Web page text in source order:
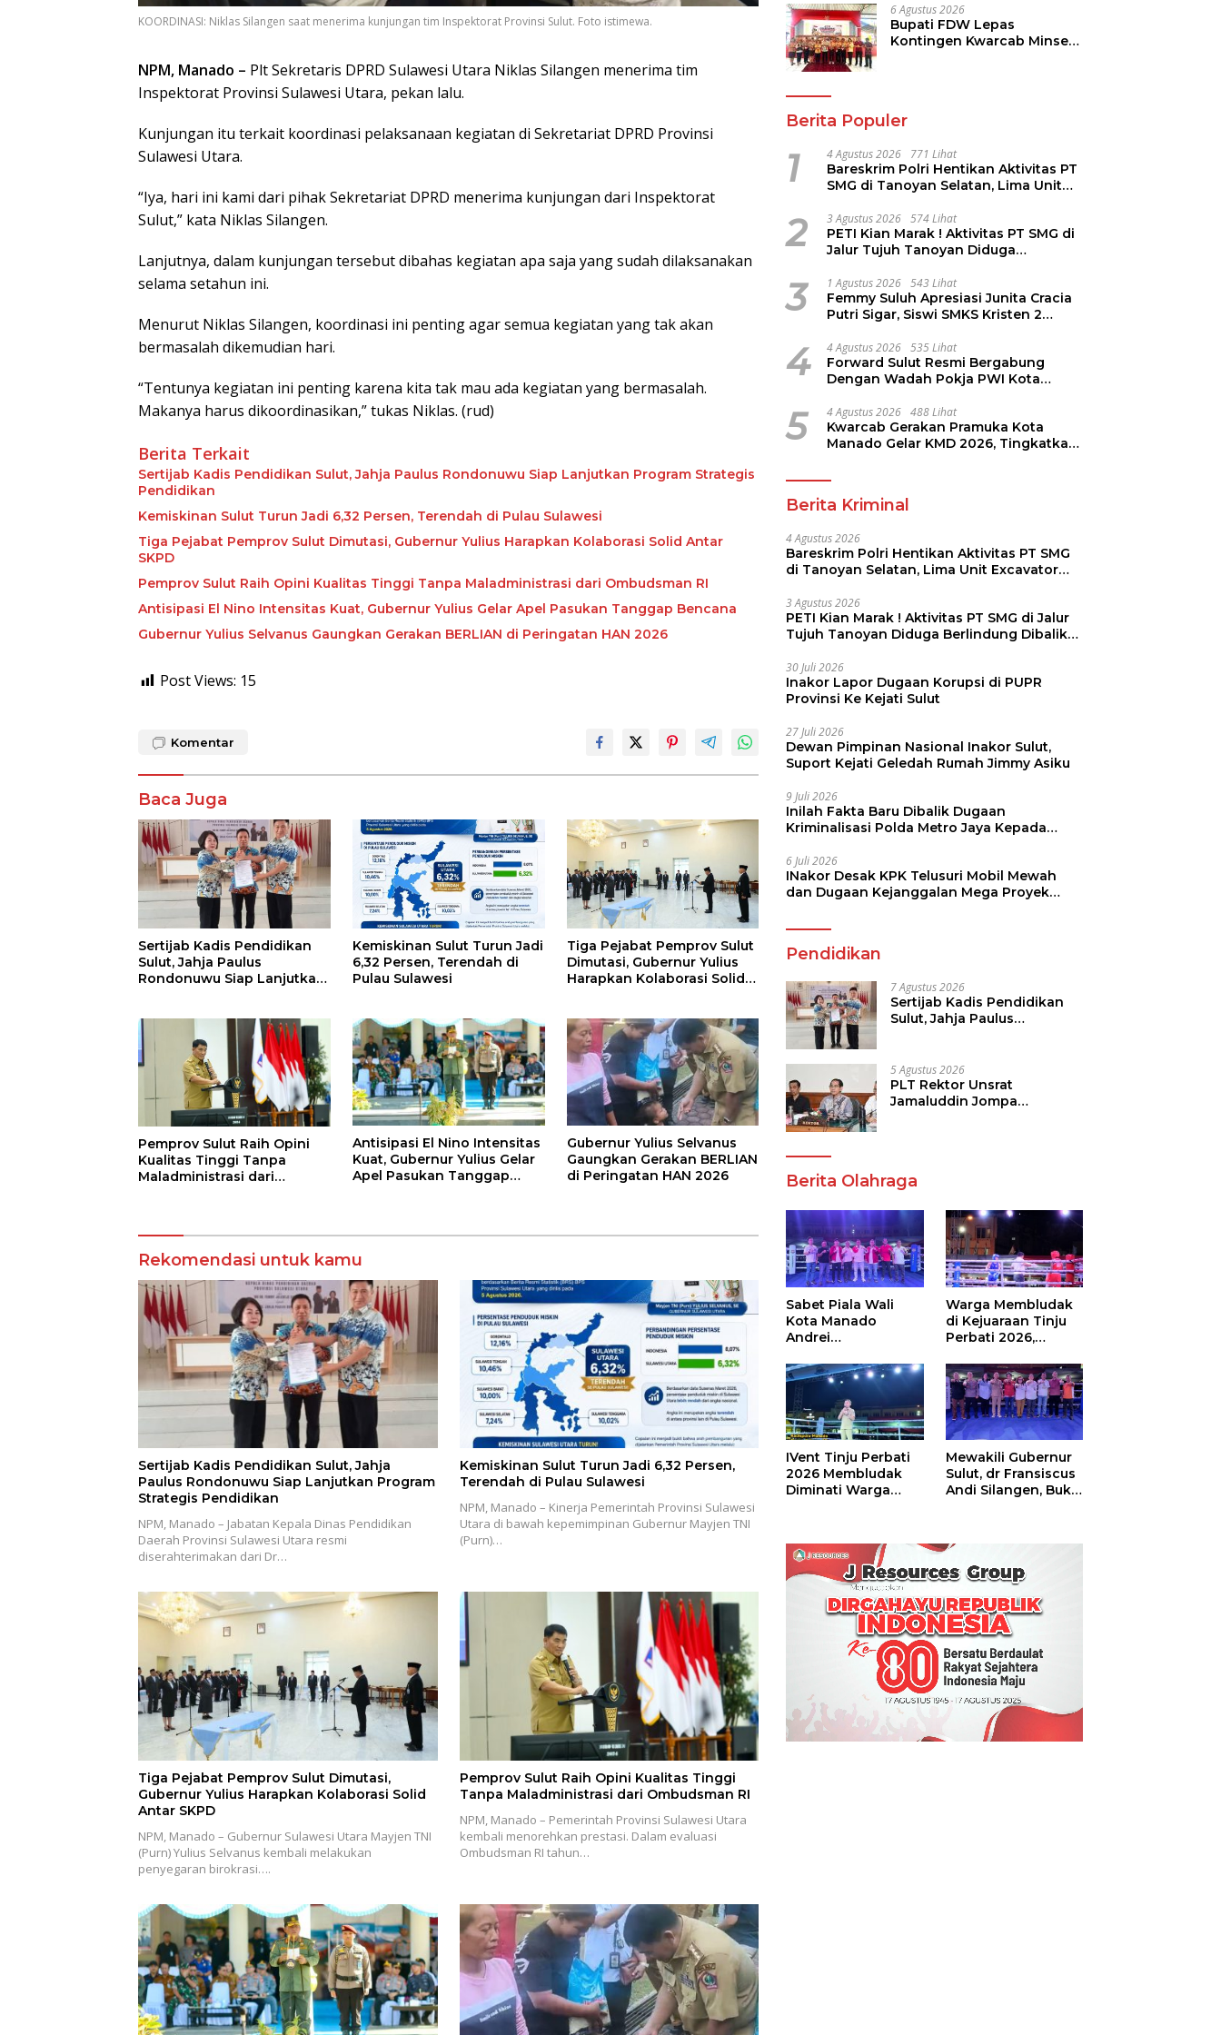
KOORDINASI: Niklas Silangen saat menerima kunjungan tim Inspektorat Provinsi Sulut. Foto istimewa.
NPM, Manado – Plt Sekretaris DPRD Sulawesi Utara Niklas Silangen menerima tim
Inspektorat Provinsi Sulawesi Utara, pekan lalu.
Kunjungan itu terkait koordinasi pelaksanaan kegiatan di Sekretariat DPRD Provinsi
Sulawesi Utara.
“Iya, hari ini kami dari pihak Sekretariat DPRD menerima kunjungan dari Inspektorat
Sulut,” kata Niklas Silangen.
Lanjutnya, dalam kunjungan tersebut dibahas kegiatan apa saja yang sudah dilaksanakan
selama setahun ini.
Menurut Niklas Silangen, koordinasi ini penting agar semua kegiatan yang tak akan
bermasalah dikemudian hari.
“Tentunya kegiatan ini penting karena kita tak mau ada kegiatan yang bermasalah.
Makanya harus dikoordinasikan,” tukas Niklas. (rud)
Berita Terkait
Sertijab Kadis Pendidikan Sulut, Jahja Paulus Rondonuwu Siap Lanjutkan Program Strategis
Pendidikan
Kemiskinan Sulut Turun Jadi 6,32 Persen, Terendah di Pulau Sulawesi
Tiga Pejabat Pemprov Sulut Dimutasi, Gubernur Yulius Harapkan Kolaborasi Solid Antar
SKPD
Pemprov Sulut Raih Opini Kualitas Tinggi Tanpa Maladministrasi dari Ombudsman RI
Antisipasi El Nino Intensitas Kuat, Gubernur Yulius Gelar Apel Pasukan Tanggap Bencana
Gubernur Yulius Selvanus Gaungkan Gerakan BERLIAN di Peringatan HAN 2026
Post Views: 15
Komentar
Baca Juga
Sertijab Kadis Pendidikan
Sulut, Jahja Paulus
Rondonuwu Siap Lanjutkan
Kemiskinan Sulut Turun Jadi
6,32 Persen, Terendah di
Pulau Sulawesi
Tiga Pejabat Pemprov Sulut
Dimutasi, Gubernur Yulius
Harapkan Kolaborasi Solid
Pemprov Sulut Raih Opini
Kualitas Tinggi Tanpa
Maladministrasi dari
Antisipasi El Nino Intensitas
Kuat, Gubernur Yulius Gelar
Apel Pasukan Tanggap
Gubernur Yulius Selvanus
Gaungkan Gerakan BERLIAN
di Peringatan HAN 2026
Rekomendasi untuk kamu
Sertijab Kadis Pendidikan Sulut, Jahja
Paulus Rondonuwu Siap Lanjutkan Program
Strategis Pendidikan
NPM, Manado – Jabatan Kepala Dinas Pendidikan
Daerah Provinsi Sulawesi Utara resmi
diserahterimakan dari Dr…
Kemiskinan Sulut Turun Jadi 6,32 Persen,
Terendah di Pulau Sulawesi
NPM, Manado – Kinerja Pemerintah Provinsi Sulawesi
Utara di bawah kepemimpinan Gubernur Mayjen TNI
(Purn)…
Tiga Pejabat Pemprov Sulut Dimutasi,
Gubernur Yulius Harapkan Kolaborasi Solid
Antar SKPD
NPM, Manado – Gubernur Sulawesi Utara Mayjen TNI
(Purn) Yulius Selvanus kembali melakukan
penyegaran birokrasi….
Pemprov Sulut Raih Opini Kualitas Tinggi
Tanpa Maladministrasi dari Ombudsman RI
NPM, Manado – Pemerintah Provinsi Sulawesi Utara
kembali menorehkan prestasi. Dalam evaluasi
Ombudsman RI tahun…
Pendidikan
6 Agustus 2026
Bupati FDW Lepas
Kontingen Kwarcab Minsel,
Berita Populer
1 4 Agustus 2026 771 Lihat
Bareskrim Polri Hentikan Aktivitas PT
SMG di Tanoyan Selatan, Lima Unit
2 3 Agustus 2026 574 Lihat
PETI Kian Marak ! Aktivitas PT SMG di
Jalur Tujuh Tanoyan Diduga
3 1 Agustus 2026 543 Lihat
Femmy Suluh Apresiasi Junita Cracia
Putri Sigar, Siswi SMKS Kristen 2
Dikmen Nasional 2026
4 4 Agustus 2026 535 Lihat
Forward Sulut Resmi Bergabung
Dengan Wadah Pokja PWI Kota
5 4 Agustus 2026 488 Lihat
Kwarcab Gerakan Pramuka Kota
Manado Gelar KMD 2026, Tingkatkan
Pramuka
Berita Kriminal
4 Agustus 2026
Bareskrim Polri Hentikan Aktivitas PT SMG
di Tanoyan Selatan, Lima Unit Excavator
3 Agustus 2026
PETI Kian Marak ! Aktivitas PT SMG di Jalur
Tujuh Tanoyan Diduga Berlindung Dibalik
30 Juli 2026
Inakor Lapor Dugaan Korupsi di PUPR
Provinsi Ke Kejati Sulut
27 Juli 2026
Dewan Pimpinan Nasional Inakor Sulut,
Suport Kejati Geledah Rumah Jimmy Asiku
9 Juli 2026
Inilah Fakta Baru Dibalik Dugaan
Kriminalisasi Polda Metro Jaya Kepada
6 Juli 2026
INakor Desak KPK Telusuri Mobil Mewah
dan Dugaan Kejanggalan Mega Proyek
Pendidikan
7 Agustus 2026
Sertijab Kadis Pendidikan
Sulut, Jahja Paulus
Pendidikan
5 Agustus 2026
PLT Rektor Unsrat
Jamaluddin Jompa
Berita Olahraga
Sabet Piala Wali
Kota Manado
Andrei
Boxing Camp Juara
Umum Tinju Perbati
2026
Warga Membludak
di Kejuaraan Tinju
Perbati 2026,
Piala Wali Kota
IVent Tinju Perbati
2026 Membludak
Diminati Warga
Mewakili Gubernur
Sulut, dr Fransiscus
Andi Silangen, Buka
Piala Wali Kota
Manado